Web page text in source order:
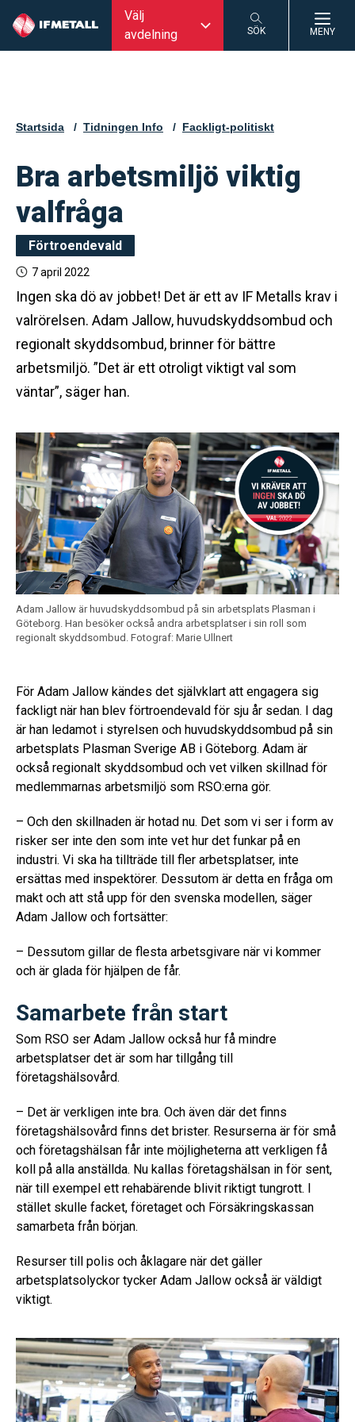
Välj
avdelning
SÖK MENY
Startsida Tidningen Info Fackligt-politiskt
Bra arbetsmiljö viktig
valfråga
Förtroendevald
7 april 2022
Ingen ska dö av jobbet! Det är ett av IF Metalls krav i
valrörelsen. Adam Jallow, huvudskyddsombud och
regionalt skyddsombud, brinner för bättre
arbetsmiljö. ”Det är ett otroligt viktigt val som
väntar”, säger han.
Adam Jallow är huvudskyddsombud på sin arbetsplats Plasman i
Göteborg. Han besöker också andra arbetsplatser i sin roll som
regionalt skyddsombud. Fotograf: Marie Ullnert
För Adam Jallow kändes det självklart att engagera sig
fackligt när han blev förtroendevald för sju år sedan. I dag
är han ledamot i styrelsen och huvudskyddsombud på sin
arbetsplats Plasman Sverige AB i Göteborg. Adam är
också regionalt skyddsombud och vet vilken skillnad för
medlemmarnas arbetsmiljö som RSO:erna gör.
– Och den skillnaden är hotad nu. Det som vi ser i form av
risker ser inte den som inte vet hur det funkar på en
industri. Vi ska ha tillträde till fler arbetsplatser, inte
ersättas med inspektörer. Dessutom är detta en fråga om
makt och att stå upp för den svenska modellen, säger
Adam Jallow och fortsätter:
– Dessutom gillar de flesta arbetsgivare när vi kommer
och är glada för hjälpen de får.
Samarbete från start
Som RSO ser Adam Jallow också hur få mindre
arbetsplatser det är som har tillgång till
företagshälsovård.
– Det är verkligen inte bra. Och även där det finns
företagshälsovård finns det brister. Resurserna är för små
och företagshälsan får inte möjligheterna att verkligen få
koll på alla anställda. Nu kallas företagshälsan in för sent,
när till exempel ett rehabärende blivit riktigt tungrott. I
stället skulle facket, företaget och Försäkringskassan
samarbeta från början.
Resurser till polis och åklagare när det gäller
arbetsplatsolyckor tycker Adam Jallow också är väldigt
viktigt.